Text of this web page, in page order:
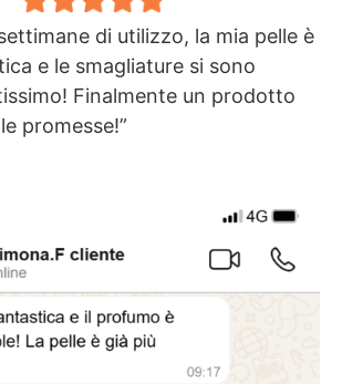
di utilizzo, la mia pelle è
e le smagliature si sono
Finalmente un prodotto
promesse!”